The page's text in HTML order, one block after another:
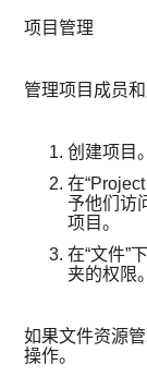
项目管理
管理项目成员
创建项目
在
予他们访
项目。
在“文件”
夹的权限
如果文件资源
操作。